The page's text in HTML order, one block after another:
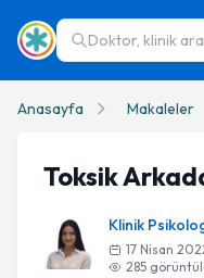
Doktor, klinik
Anasayfa Makaleler
Toksik
Klinik
17 Nisan
285